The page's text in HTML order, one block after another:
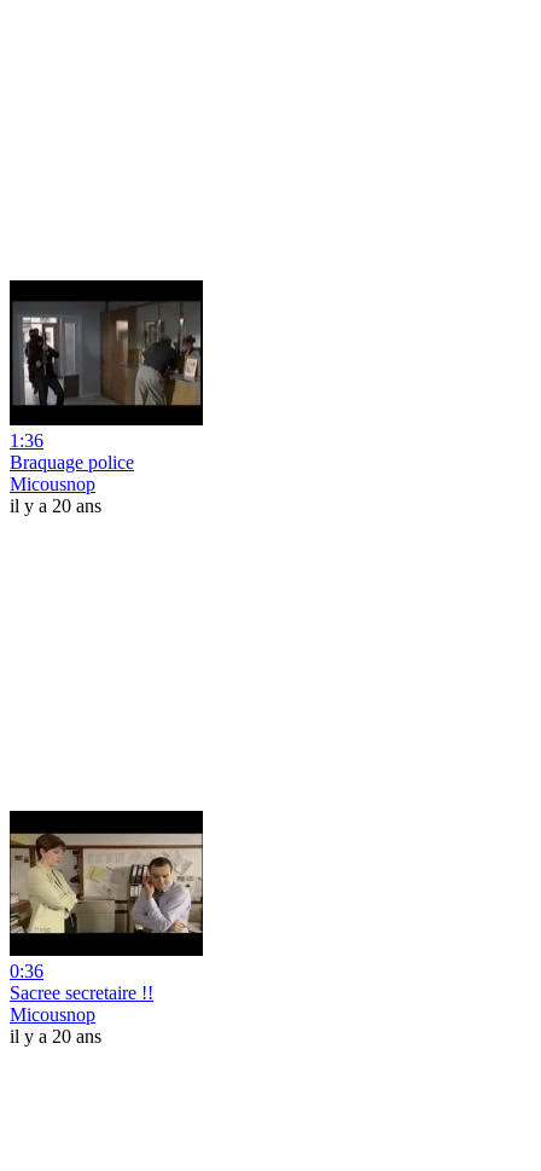
1:36
Braquage police
Micousnop
il y a 20 ans
0:36
Sacree secretaire !!
Micousnop
il y a 20 ans